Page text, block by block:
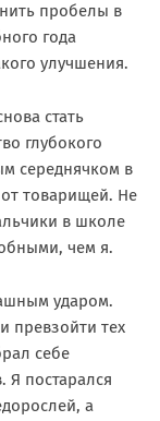
пробелы в
года
улучшения.
стать
глубокого
середнячком в
от товарищей. Не
в школе
чем я.
ударом.
превзойти тех
себе
Я постарался
а